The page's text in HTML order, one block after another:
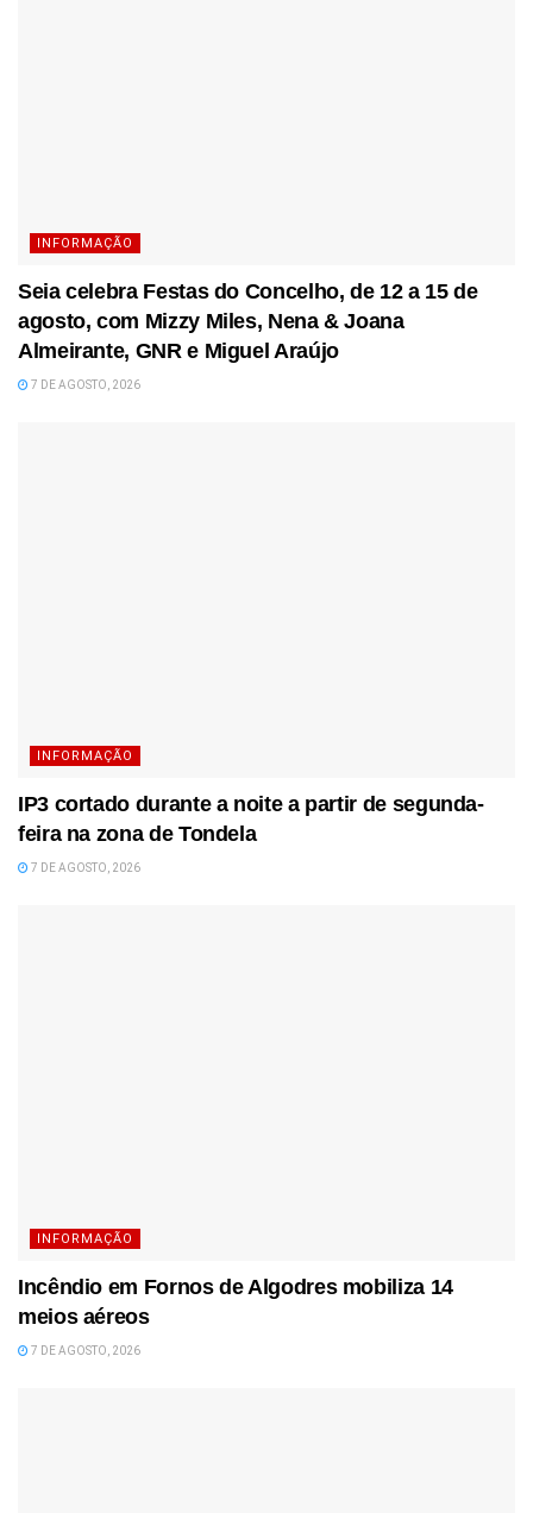
INFORMAÇÃO
Seia celebra Festas do Concelho, de 12 a 15 de
agosto, com Mizzy Miles, Nena & Joana
Almeirante, GNR e Miguel Araújo
7 DE AGOSTO, 2026
INFORMAÇÃO
IP3 cortado durante a noite a partir de segunda-
feira na zona de Tondela
7 DE AGOSTO, 2026
INFORMAÇÃO
Incêndio em Fornos de Algodres mobiliza 14
meios aéreos
7 DE AGOSTO, 2026